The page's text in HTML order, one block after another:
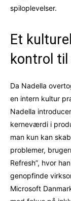
spiloplevelser.
Et
kontrol
Da Nadella
en intern kultur
Nadella
kerneværdi i
man kun kan
problemer,
Refresh”, hvor
genopfinde
Microsoft